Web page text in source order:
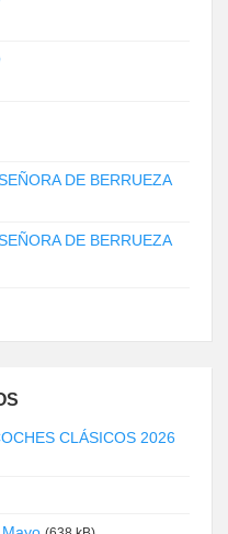
DE BERRUEZA
DE BERRUEZA
CLÁSICOS 2026